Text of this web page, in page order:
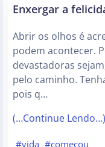
Enxergar a
Abrir os olhos é
podem acontecer.
devastadoras
pelo caminho.
pois q…
(…Continue Lendo…)
#vida #comecou